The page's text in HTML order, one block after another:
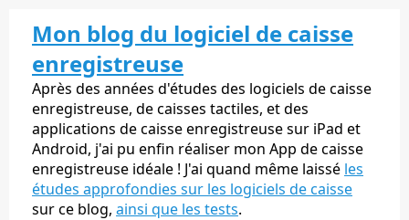
Mon blog du logiciel de caisse
enregistreuse
Après des années d'études des logiciels de caisse
enregistreuse, de caisses tactiles, et des
applications de caisse enregistreuse sur iPad et
Android, j'ai pu enfin réaliser mon App de caisse
enregistreuse idéale ! J'ai quand même laissé les
études approfondies sur les logiciels de caisse
sur ce blog, ainsi que les tests.